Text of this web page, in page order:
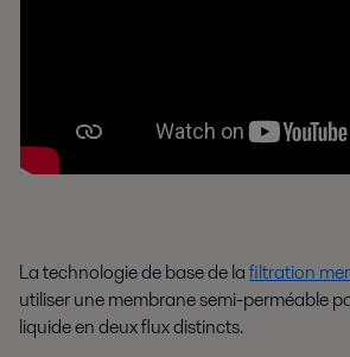
La technologie de base de lafiltration
utiliser une membrane semi-perméable
liquide en deux flux distincts.